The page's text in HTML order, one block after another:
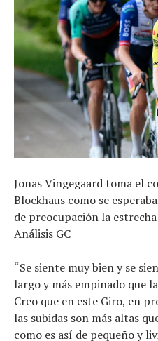
Jonas Vingegaard toma el
Blockhaus como se
de preocupación la
Análisis GC
“Se siente muy bien y se
largo y más empinado que
Creo que en este Giro, en
las subidas son más altas
como es así de pequeño y